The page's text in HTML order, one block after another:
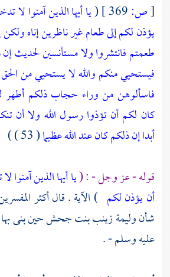
[ص: (يا أيها الذين آمنوا لا
يؤذن لكم إلى طعام غير ناظرين إناه ولكن
طعمتم فانتشروا ولا مستأنسين لحديث
فيستحيي منكم والله لا يستحيي من
فاسألوهن من وراء حجاب ذلكم أطهر
كان لكم أن تؤذوا رسول الله ولا أن
أبدا إن ذلكم كان عند الله عظيما( 53 ) )
قوله - عز وجل - : (يا أيها الذين آمنوا
أن يؤذن لكم ) الآية . قال أكثر
شأن وليمةزينب بنت جحشحين بنى
عليه وسلم - .